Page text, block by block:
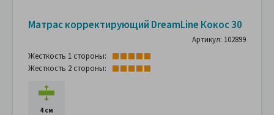
Матрас корректирующий DreamLine Кокос 30
Артикул: 102899
Жесткость 1 стороны:
Жесткость 2 стороны:
4 см